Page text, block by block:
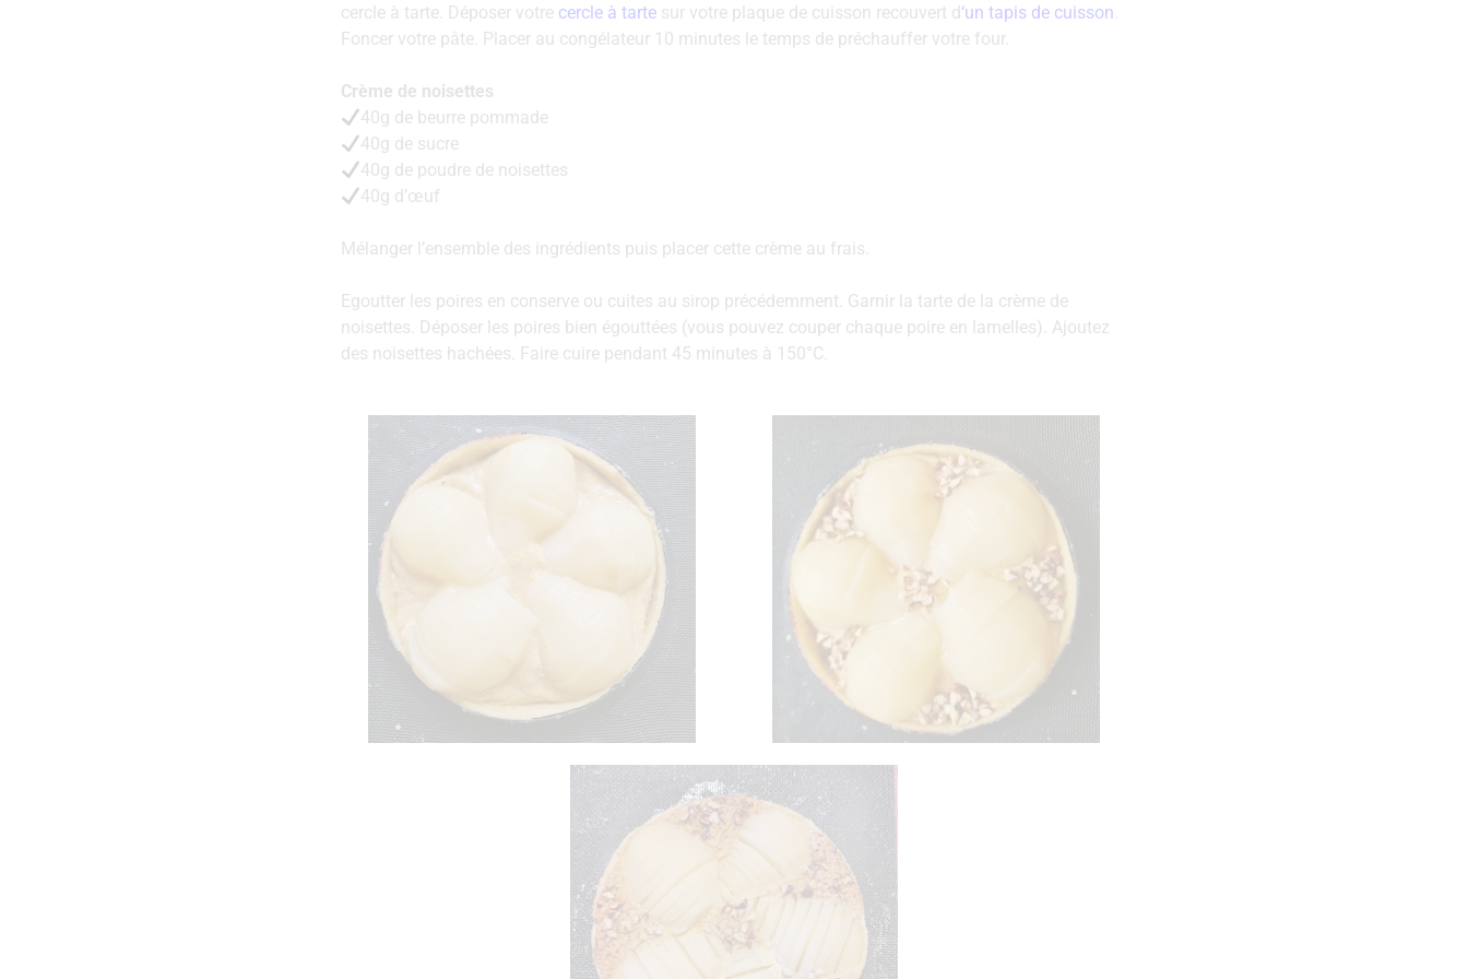
cercle à tarte. Déposer votre cercle à tarte sur votre plaque de cuisson recouvert d‘un tapis de cuisson
Foncer votre pâte. Placer au congélateur 10 minutes le temps de préchauffer votre four.
Crème de noisettes
40g de beurre pommade
40g de sucre
40g de poudre de noisettes
40g d’œuf
Mélanger l’ensemble des ingrédients puis placer cette crème au frais.
Egoutter les poires en conserve ou cuites au sirop précédemment. Garnir la tarte de la crème de
noisettes. Déposer les poires bien égouttées (vous pouvez couper chaque poire en lamelles). Ajoutez
des noisettes hachées. Faire cuire pendant 45 minutes à 150°C.